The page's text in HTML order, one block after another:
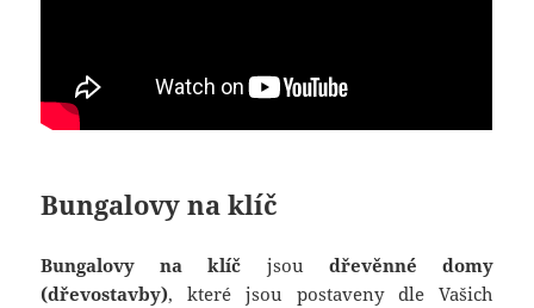
Bungalovy na klíč
Bungalovy na klíč jsou dřevěnné
domy
(dřevostavby), které jsou postaveny dle Vašich